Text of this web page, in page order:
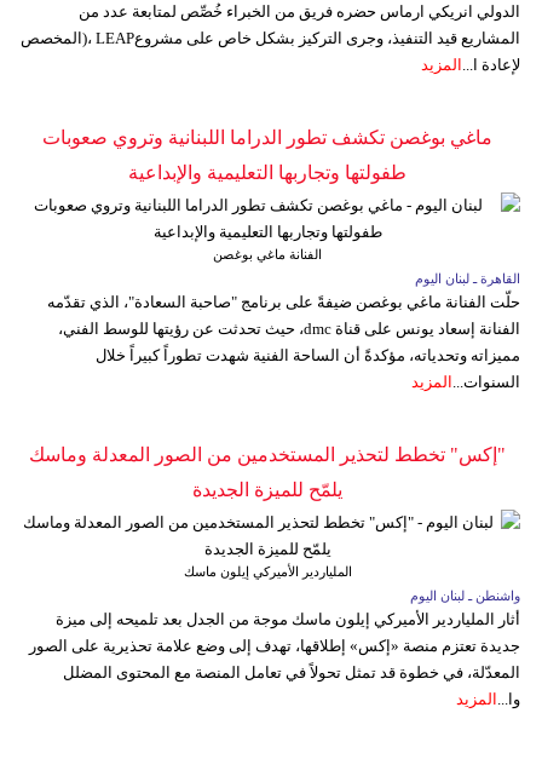
الدولي انريكي ارماس حضره فريق من الخبراء خُصِّص لمتابعة عدد من
المشاريع قيد التنفيذ، وجرى التركيز بشكل خاص على مشروعLEAP ،(المخصص
لإعادة ا... المزيد
ماغي بوغصن تكشف تطور الدراما اللبنانية وتروي صعوبات
طفولتها وتجاربها التعليمية والإبداعية
الفنانة ماغي بوغصن
القاهرة ـ لبنان اليوم
حلّت الفنانة ماغي بوغصن ضيفةً على برنامج "صاحبة السعادة"، الذي تقدّمه
الفنانة إسعاد يونس على قناة dmc، حيث تحدثت عن رؤيتها للوسط الفني،
مميزاته وتحدياته، مؤكدةً أن الساحة الفنية شهدت تطوراً كبيراً خلال
السنوات... المزيد
"إكس" تخطط لتحذير المستخدمين من الصور المعدلة وماسك
يلمّح للميزة الجديدة
الملياردير الأميركي إيلون ماسك
واشنطن ـ لبنان اليوم
أثار الملياردير الأميركي إيلون ماسك موجة من الجدل بعد تلميحه إلى ميزة
جديدة تعتزم منصة «إكس» إطلاقها، تهدف إلى وضع علامة تحذيرية على الصور
المعدّلة، في خطوة قد تمثل تحولاً في تعامل المنصة مع المحتوى المضلل
وا... المزيد